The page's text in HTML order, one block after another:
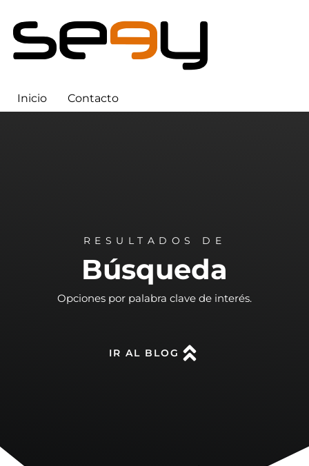
Inicio Contacto
RESULTADOS DE
Búsqueda
Opciones por palabra clave de interés.
IR AL BLOG